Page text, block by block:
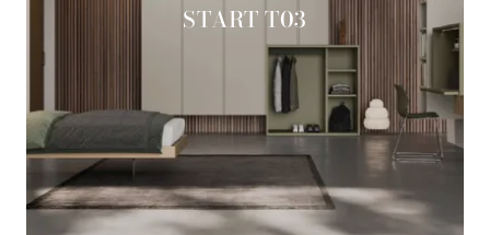
START T03